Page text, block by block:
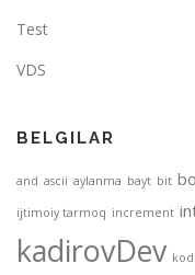
Test
VDS
BELGILAR
and ascii aylanma bayt bit
ijtimoiy tarmoq increment
kadirovDev